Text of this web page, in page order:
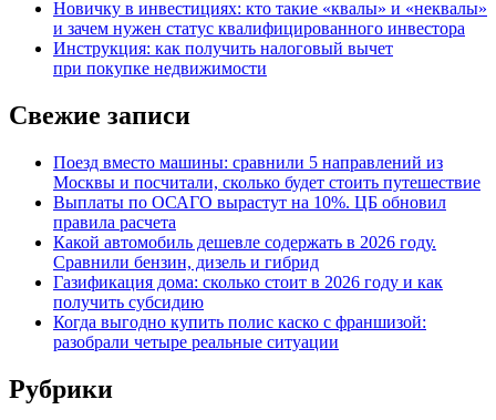
Новичку в инвестициях: кто такие «квалы» и «неквалы»
и зачем нужен статус квалифицированного инвестора
Инструкция: как получить налоговый вычет
при покупке недвижимости
Свежие записи
Поезд вместо машины: сравнили 5 направлений из
Москвы и посчитали, сколько будет стоить путешествие
Выплаты по ОСАГО вырастут на 10%. ЦБ обновил
правила расчета
Какой автомобиль дешевле содержать в 2026 году.
Сравнили бензин, дизель и гибрид
Газификация дома: сколько стоит в 2026 году и как
получить субсидию
Когда выгодно купить полис каско с франшизой:
разобрали четыре реальные ситуации
Рубрики